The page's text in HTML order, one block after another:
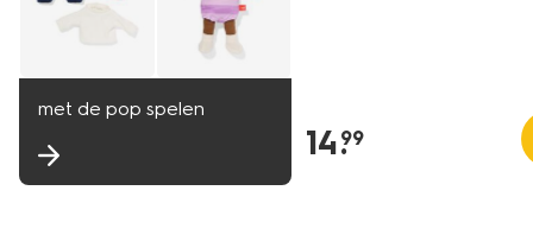
met de pop spelen
14.
99